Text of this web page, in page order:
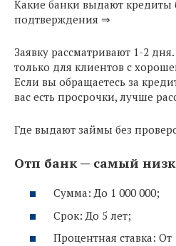
Какие банки выдают кредиты
подтверждения ⇒
Заявку рассматривают 1-2
только для клиентов с
Если вы обращаетесь за
вас есть просрочки, лучше
Где выдают займы без
Отп банк — самый
Сумма: До 1 000 000;
Срок: До 5 лет;
Процентная ставка: От